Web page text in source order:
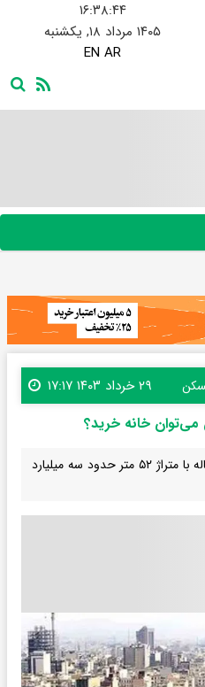
۱۶:۳۸:۴۵
۱۴۰۵ مرداد ۱۸, یکشنبه
EN AR
۲۹ خرداد ۱۴۰۳ ۱۷:۱۷
در محله سبلان، یک واحد ۱۰ ساله با متراژ ۵۲ متر حدود سه میلیارد